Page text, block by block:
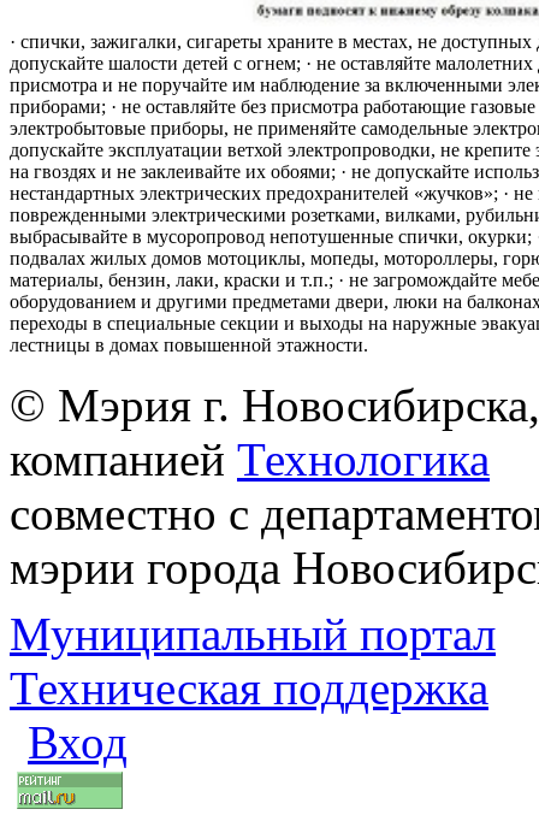
· спички, зажигалки, сигареты храните в местах, не доступных
допускайте шалости детей с огнем; · не оставляйте малолетних
присмотра и не поручайте им наблюдение за включенными
приборами; · не оставляйте без присмотра работающие
электробытовые приборы, не применяйте самодельные
допускайте эксплуатации ветхой электропроводки, не крепите
на гвоздях и не заклеивайте их обоями; · не допускайте
нестандартных электрических предохранителей «жучков»; · не
поврежденными электрическими розетками, вилками,
выбрасывайте в мусоропровод непотушенные спички, окурки;
подвалах жилых домов мотоциклы, мопеды, мотороллеры,
материалы, бензин, лаки, краски и т.п.; · не загромождайте
оборудованием и другими предметами двери, люки на
переходы в специальные секции и выходы на наружные
лестницы в домах повышенной этажности.
© Мэрия г.
компанией Технологика
совместно с
мэрии города
Муниципальный портал
Техническая поддержка
Вход